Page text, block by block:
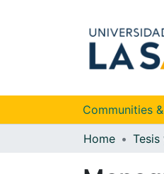
Communities
Home